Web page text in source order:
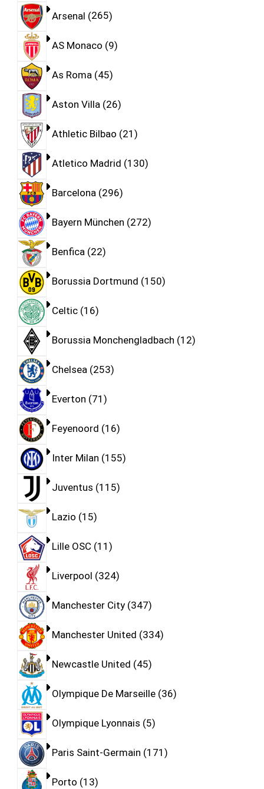
Arsenal 265
AS Monaco 9
As Roma 45
Aston Villa 26
Athletic Bilbao 21
Atletico Madrid 130
Barcelona 296
Bayern München 272
Benfica 22
Borussia Dortmund 150
Celtic 16
Borussia Monchengladbach 12
Chelsea 253
Everton 71
Feyenoord 16
Inter Milan 155
Juventus 115
Lazio 15
Lille OSC 11
Liverpool 324
Manchester City 347
Manchester United 334
Newcastle United 45
Olympique De Marseille 36
Olympique Lyonnais 5
Paris Saint-Germain 171
Porto 13